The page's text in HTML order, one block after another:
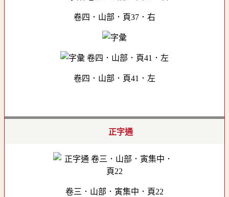
卷四．山部．頁37．右
卷四．山部．頁41．左
正字通
卷三．山部．寅集中．頁22